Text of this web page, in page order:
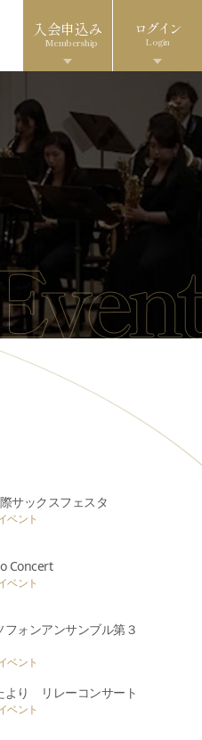
入会申込み
Membership
ログイン
Login
サックスフェスタ
ベント
Concert
ベント
フォンアンサンブル第３
ベント
より リレーコンサート
ベント